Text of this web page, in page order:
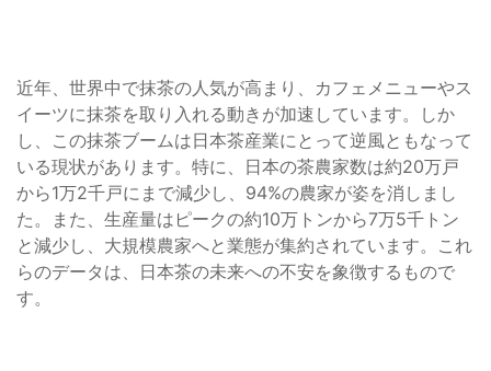
近年、世界中で抹茶の人気が高まり、カフェメニューやス
イーツに抹茶を取り入れる動きが加速しています。しか
し、この抹茶ブームは日本茶産業にとって逆風ともなって
いる現状があります。特に、日本の茶農家数は約20万戸
から1万2千戸にまで減少し、94%の農家が姿を消しまし
た。また、生産量はピークの約10万トンから7万5千トン
と減少し、大規模農家へと業態が集約されています。これ
らのデータは、日本茶の未来への不安を象徴するもので
す。